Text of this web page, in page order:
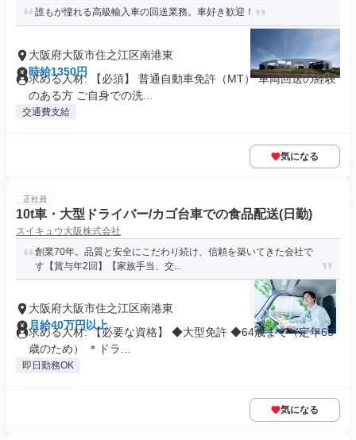
誰もが憧れる高級輸入車の回送業務。車好き歓迎！
大阪府大阪市住之江区南港東
時給1350円
求める人材: 【必須】 普通自動車免許（MT） 車両回送の経験
のある方 ご自身での洗...
交通費支給
気になる
正社員
10t車・大型ドライバー/カゴ台車での食品配送(日勤)
スイキュウ大阪株式会社
創業70年。品質と安全にこだわり続け、信頼を築いてきた会社で
す【賞与年2回】【家族手当、交...
大阪府大阪市住之江区南港東
月給40万円以上
求める人材: 【必要な資格】 ◆大型免許 ◆64歳まで（定年65
歳のため） ＊ドラ...
即日勤務OK
気になる